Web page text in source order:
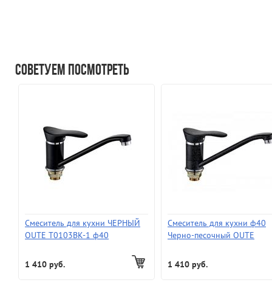
Советуем посмотреть
Смеситель для кухни ЧЕРНЫЙ
OUTE Т0103ВK-1 ф40
1 410 руб.
Смеситель для кухни ф40
Черно-песочный OUTE
1 410 руб.